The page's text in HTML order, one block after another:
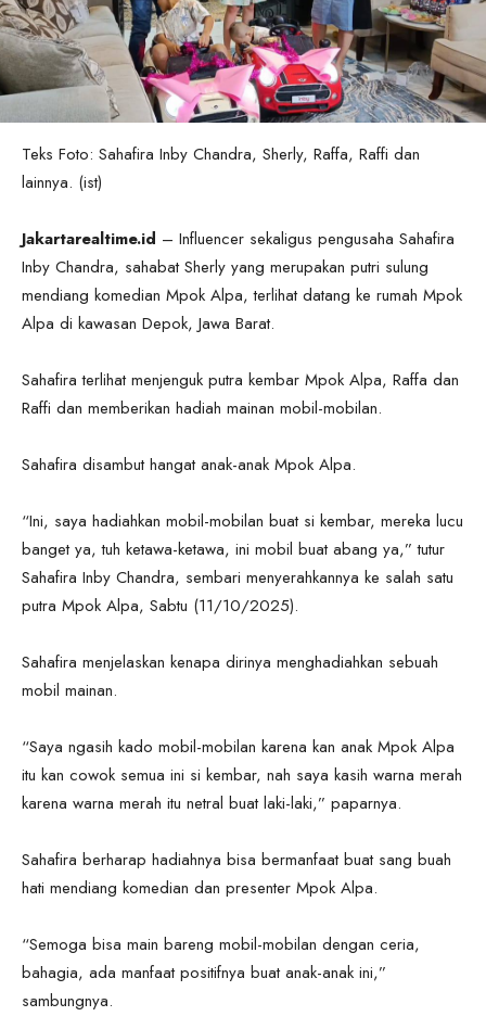
Teks Foto: Sahafira Inby Chandra, Sherly, Raffa, Raffi dan
lainnya. (ist)
Jakartarealtime.id – Influencer sekaligus pengusaha Sahafira
Inby Chandra, sahabat Sherly yang merupakan putri sulung
mendiang komedian Mpok Alpa, terlihat datang ke rumah Mpok
Alpa di kawasan Depok, Jawa Barat.
Sahafira terlihat menjenguk putra kembar Mpok Alpa, Raffa dan
Raffi dan memberikan hadiah mainan mobil-mobilan.
Sahafira disambut hangat anak-anak Mpok Alpa.
“Ini, saya hadiahkan mobil-mobilan buat si kembar, mereka lucu
banget ya, tuh ketawa-ketawa, ini mobil buat abang ya,” tutur
Sahafira Inby Chandra, sembari menyerahkannya ke salah satu
putra Mpok Alpa, Sabtu (11/10/2025).
Sahafira menjelaskan kenapa dirinya menghadiahkan sebuah
mobil mainan.
“Saya ngasih kado mobil-mobilan karena kan anak Mpok Alpa
itu kan cowok semua ini si kembar, nah saya kasih warna merah
karena warna merah itu netral buat laki-laki,” paparnya.
Sahafira berharap hadiahnya bisa bermanfaat buat sang buah
hati mendiang komedian dan presenter Mpok Alpa.
“Semoga bisa main bareng mobil-mobilan dengan ceria,
bahagia, ada manfaat positifnya buat anak-anak ini,”
sambungnya.